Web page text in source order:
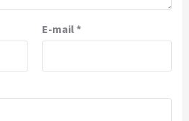
E-mail*